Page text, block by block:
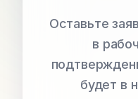
Оставьте
в
будет в